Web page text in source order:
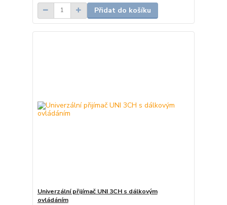
Přidat do košíku
Univerzální přijímač UNI 3CH s dálkovým
ovládáním